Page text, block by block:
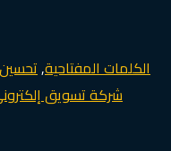
الكلمات المفتاحية,
شركة تسويق